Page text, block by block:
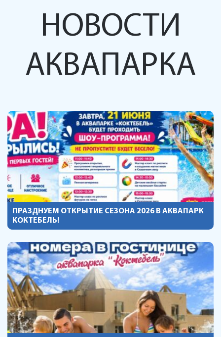
НОВОСТИ
АКВАПАРКА
ПРАЗДНУЕМ ОТКРЫТИЕ СЕЗОНА 2026 В АКВАПАРК
КОКТЕБЕЛЬ!